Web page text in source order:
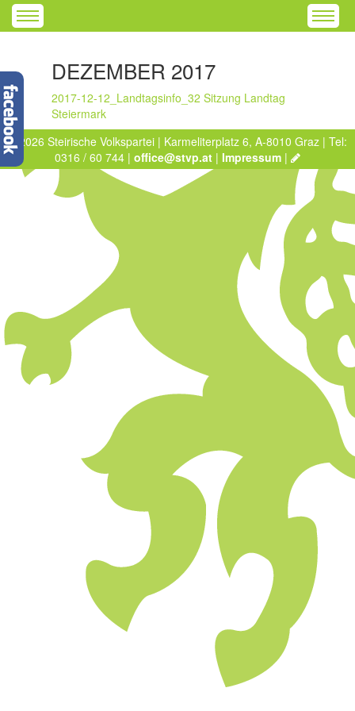
DEZEMBER 2017
2017-12-12_Landtagsinfo_32 Sitzung Landtag
Steiermark
© 2026 Steirische Volkspartei | Karmeliterplatz 6, A-8010 Graz | Tel:
0316 / 60 744 | office@stvp.at | Impressum |